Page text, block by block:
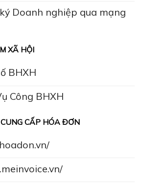
Doanh nghiệp qua mạng
XÃ HỘI
BHXH
Công BHXH
CẤP HÓA ĐƠN